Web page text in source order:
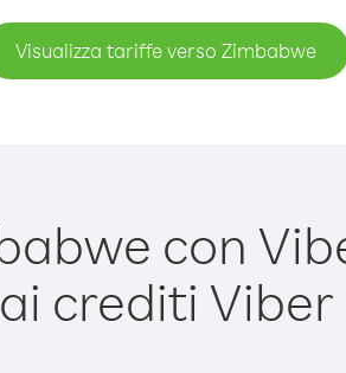
Visualizza tariffe verso Zimbabwe
con
crediti